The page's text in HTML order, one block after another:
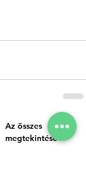
Az összes
megtekintése